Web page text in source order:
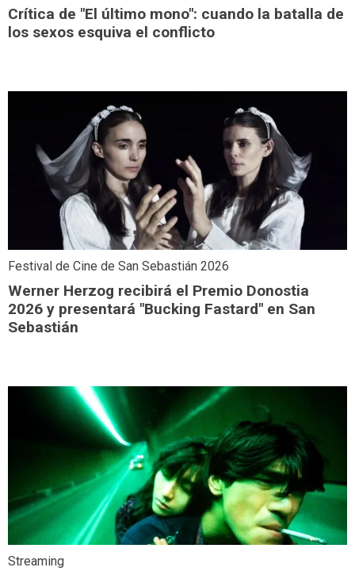
Crítica de "El último mono": cuando la batalla de
los sexos esquiva el conflicto
Festival de Cine de San Sebastián 2026
Werner Herzog recibirá el Premio Donostia
2026 y presentará "Bucking Fastard" en San
Sebastián
Streaming